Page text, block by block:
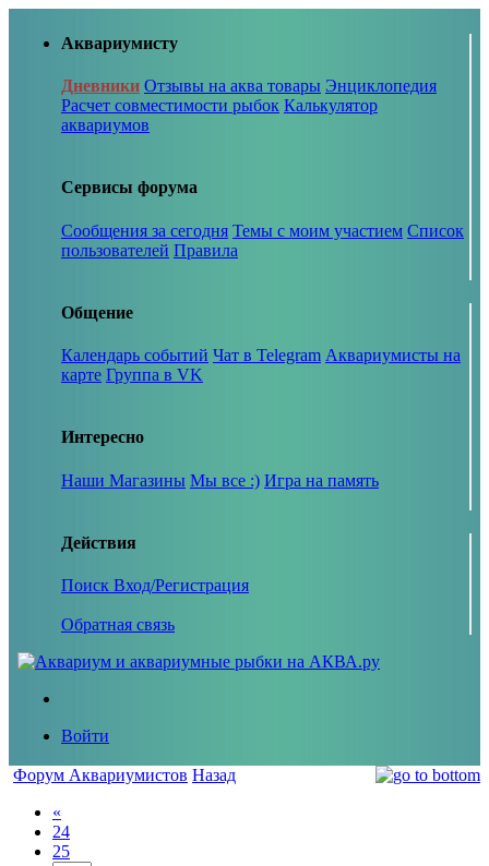
Аквариумисту
Дневники Отзывы на аква товары Энциклопедия
Расчет совместимости рыбок Калькулятор
аквариумов
Сервисы форума
Сообщения за сегодня Темы с моим участием Список
пользователей Правила
Общение
Календарь событий Чат в Telegram Аквариумисты на
карте Группа в VK
Интересно
Наши Магазины Мы все :) Игра на память
Действия
Поиск Вход/Регистрация
Обратная связь
Войти
Форум Аквариумистов Назад
«
24
25